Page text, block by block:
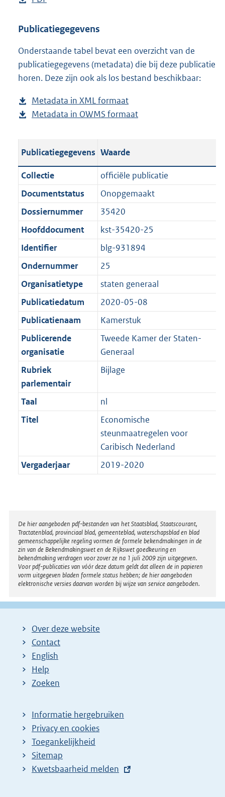
w
l
o
a
p
u
l
c
t
i
e
n
f
o
r
m
a
a
t
s
a
n
d
g
r
o
t
:
1
6
2
K
b
Publicatiegegevens
Onderstaande tabel bevat een overzicht van de
publicatiegegevens (metadata) die bij deze publicatie
horen. Deze zijn ook als los bestand beschikbaar:
Metadata in XML formaat
e
a
n
d
s
r
o
o
t
e
:
1
K
b
Metadata in OWMS formaat
a
n
d
g
r
o
t
t
e
:
1
K
b
Publicatiegegevens Waarde
Collectie
officiële publicatie
Documentstatus
Onopgemaakt
Dossiernummer
35420
Hoofddocument
kst-35420-25
Identifier
blg-931894
Ondernummer
25
Organisatietype
staten generaal
Publicatiedatum
2020-05-08
Publicatienaam
Kamerstuk
Publicerende
organisatie
Tweede Kamer der Staten-
Generaal
Rubriek
parlementair
Bijlage
Taal
nl
Titel
Economische
steunmaatregelen voor
Caribisch Nederland
Vergaderjaar
2019-2020
Disclaimer
De hier aangeboden pdf-bestanden van het Staatsblad, Staatscourant,
Tractatenblad, provinciaal blad, gemeenteblad, waterschapsblad en blad
gemeenschappelijke regeling vormen de formele bekendmakingen in de
zin van de Bekendmakingswet en de Rijkswet goedkeuring en
bekendmaking verdragen voor zover ze na 1 juli 2009 zijn uitgegeven.
Voor pdf-publicaties van vóór deze datum geldt dat alleen de in papieren
vorm uitgegeven bladen formele status hebben; de hier aangeboden
elektronische versies daarvan worden bij wijze van service aangeboden.
Over deze website
Contact
English
Help
Zoeken
Informatie hergebruiken
Privacy en cookies
Toegankelijkheid
Sitemap
E
Kwetsbaarheid melden